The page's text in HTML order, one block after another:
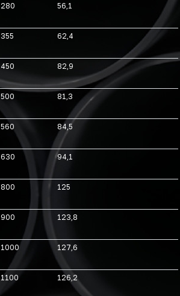
280 56,1
355 62,4
450 82,9
500 81,3
560 84,5
630 94,1
800 125
900 123,8
1000 127,6
1100 126,2